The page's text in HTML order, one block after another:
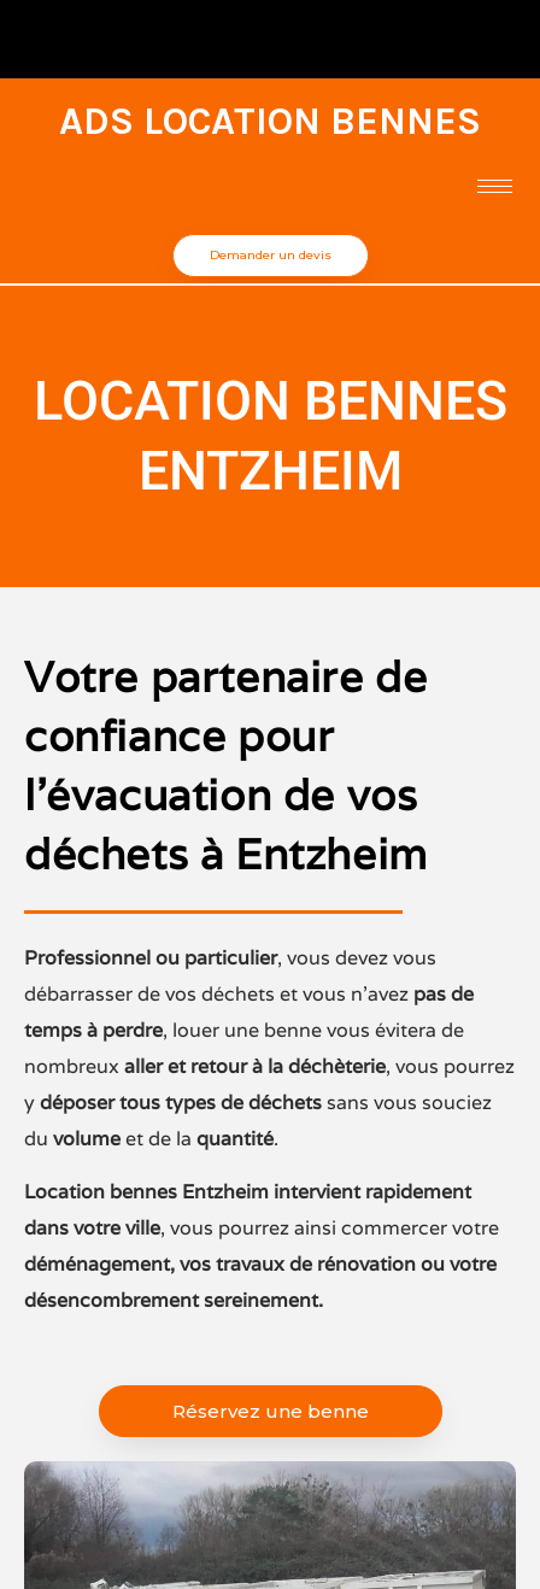
ADS LOCATION BENNES
Demander un devis
LOCATION BENNES
ENTZHEIM
Votre partenaire de
confiance pour
l’évacuation de vos
déchets à Entzheim
Professionnel ou particulier, vous devez vous
débarrasser de vos déchets et vous n’avez pas de
temps à perdre, louer une benne vous évitera de
nombreux aller et retour à la déchèterie, vous pourrez
ydéposer tous types de déchets sans vous souciez
du volumeet de la quantité.
Location bennes Entzheim intervient rapidement
dans votre ville, vous pourrez ainsi commercer votre
déménagement, vos travaux de rénovation ou votre
désencombrement sereinement.
Réservez une benne